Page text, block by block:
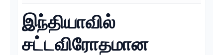
இந்தியாவில்
சட்டவிரோதமான